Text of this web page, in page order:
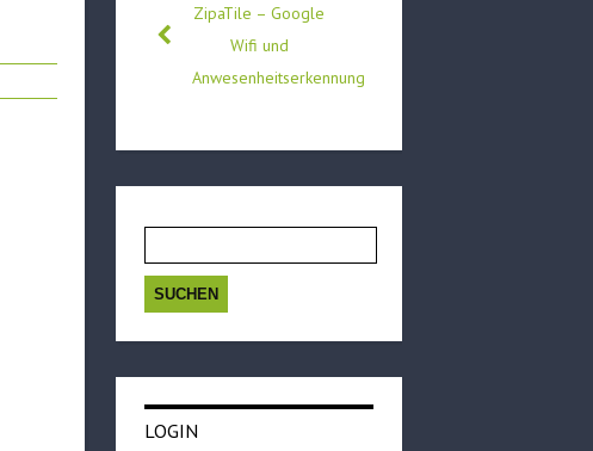
ZipaTile – Google
Wifi und
Anwesenheitserkennung
nach:
LOGIN